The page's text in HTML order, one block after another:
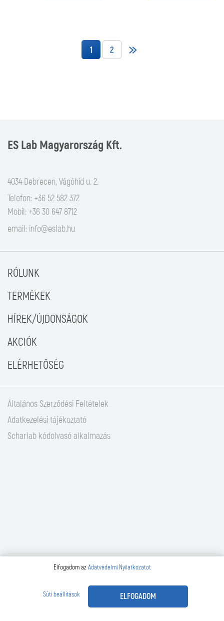
1 2
ES Lab Magyarország Kft.
4034 Debrecen, Vágóhíd u. 2.
Telefon: +36 52 582 372
Mobil: +36 30 647 8712
email: info@eslab.hu
RÓLUNK
TERMÉKEK
HÍREK/ÚJDONSÁGOK
AKCIÓK
ELÉRHETŐSÉG
Általános Szerződési Feltételek
Adatkezelési tájékoztató
Scharlab kódolvasó alkalmazás
Elfogadom azAdatvédelmi Nyilatkozatot
Süti beállítások ELFOGADOM